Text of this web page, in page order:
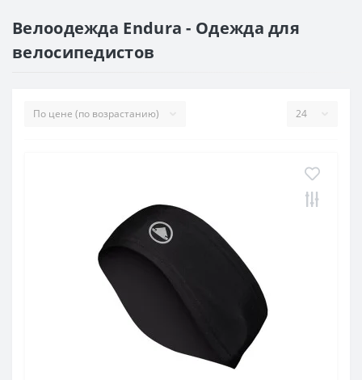
Велоодежда Endura - Одежда для
велосипедистов